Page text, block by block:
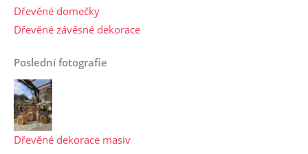
Dřevěné domečky
Dřevěné závěsné dekorace
Poslední fotografie
Dřevěné dekorace masiv